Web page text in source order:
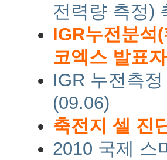
전력량 측정)
IGR누전분석
코엑스 발표
IGR 누전측
(09.06)
축전지 셀 진
2010 국제 스